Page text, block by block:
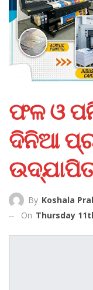
ଫଳ ଓ
ଦିନିଆ
By Koshala
On Thursday